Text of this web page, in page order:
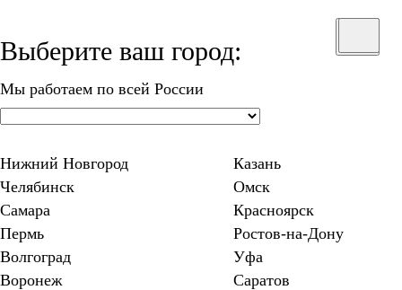
Выберите ваш город:
Мы работаем по всей России
Нижний Новгород
Казань
Челябинск
Омск
Самара
Красноярск
Пермь
Ростов-на-Дону
Волгоград
Уфа
Воронеж
Саратов